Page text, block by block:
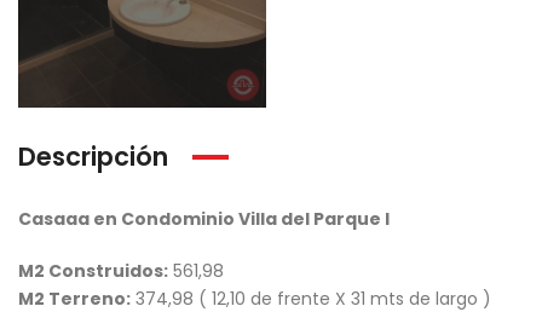
Descripción
Casaaa en Condominio Villa del Parque I
M2 Construidos: 561,98
M2 Terreno: 374,98 ( 12,10 de frente X 31 mts de largo )